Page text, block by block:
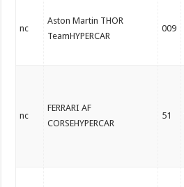
nc
Aston Martin THOR
TeamHYPERCAR
009
nc
FERRARI AF
CORSEHYPERCAR
51